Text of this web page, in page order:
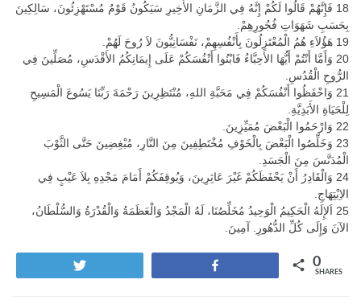
18 فَإِنَّهُمْ قَالُوا لَكُمْ إِنَّهُ فِي الزَّمَانِ الأَخِيرِ سَيَكُونُ قَوْمٌ مُسْتَهْزِئُونَ، سَالِكِينَ
بِحَسَبِ شَهَوَاتِ فُجُورِهِمْ.
19 هَؤُلاَءِ هُمُ الْمُعْتَزِلُونَ بِأَنْفُسِهِمْ، نَفْسَانِيُّونَ لاَ رُوحَ لَهُمْ.
20 وَأَمَّا أَنْتُمْ أَيُّهَا الأَحِبَّاءُ فَابْنُوا أَنْفُسَكُمْ عَلَى إِيمَانِكُمُ الأَقْدَسِ، مُصَلِّينَ فِي
الرُّوحِ الْقُدُسِ.
21 وَاحْفَظُوا أَنْفُسَكُمْ فِي مَحَبَّةِ اللهِ، مُنْتَظِرِينَ رَحْمَةَ رَبِّنَا يَسُوعَ الْمَسِيحِ
لِلْحَيَاةِ الأَبَدِيَّةِ.
22 وَارْحَمُوا الْبَعْضَ مُمَيِّزِينَ.
23 وَخَلِّصُوا الْبَعْضَ بِالْخَوْفِ مُخْتَطِفِينَ مِنَ النَّارِ، مُبْغِضِينَ حَتَّى الثَّوْبَ
الْمُدَنَّسَ مِنَ الْجَسَدِ.
24 وَالْقَادِرُ أَنْ يَحْفَظَكُمْ غَيْرَ عَاثِرِينَ، وَيُوقِفَكُمْ أَمَامَ مَجْدِهِ بِلاَ عَيْبٍ فِي
الاِبْتِهَاجِ.
25 اَلإِلَهُ الْحَكِيمُ الْوَحِيدُ مُخَلِّصُنَا، لَهُ الْمَجْدُ وَالْعَظَمَةُ وَالْقُدْرَةُ وَالسُّلْطَانُ،
الآنَ وَإِلَى كُلِّ الدُّهُورِ. آمِينَ.
0
SHARES